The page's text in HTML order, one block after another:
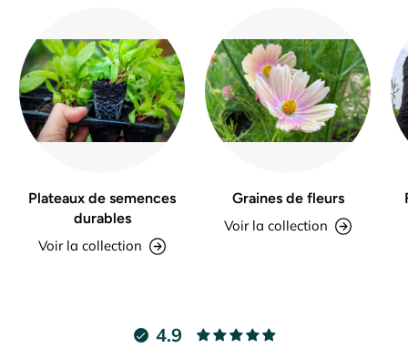
Plateaux de semences
durables
Voir la collection
Graines de fleurs
Voir la collection
4.9